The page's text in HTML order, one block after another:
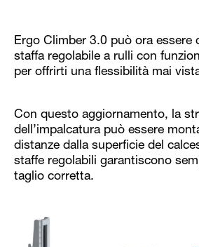
Ergo Climber 3.0 può ora essere
staffa regolabile a rulli con
per offrirti una flessibilità mai
Con questo aggiornamento, la
dell’impalcatura può essere
distanze dalla superficie del
staffe regolabili garantiscono
taglio corretta.